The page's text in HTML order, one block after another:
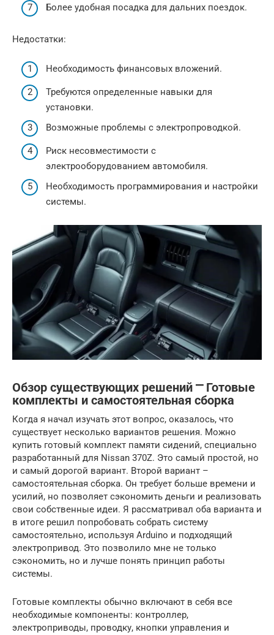
Более удобная посадка для дальних поездок.
Недостатки:
Необходимость финансовых вложений.
Требуются определенные навыки для
установки.
Возможные проблемы с электропроводкой.
Риск несовместимости с
электрооборудованием автомобиля.
Необходимость программирования и настройки
системы.
Обзор существующих решений ⎻ Готовые
комплекты и самостоятельная сборка
Когда я начал изучать этот вопрос, оказалось, что
существует несколько вариантов решения. Можно
купить готовый комплект памяти сидений, специально
разработанный для Nissan 370Z. Это самый простой, но
и самый дорогой вариант. Второй вариант –
самостоятельная сборка. Он требует больше времени и
усилий, но позволяет сэкономить деньги и реализовать
свои собственные идеи. Я рассматривал оба варианта и
в итоге решил попробовать собрать систему
самостоятельно, используя Arduino и подходящий
электропривод. Это позволило мне не только
сэкономить, но и лучше понять принцип работы
системы.
Готовые комплекты обычно включают в себя все
необходимые компоненты: контроллер,
электроприводы, проводку, кнопки управления и